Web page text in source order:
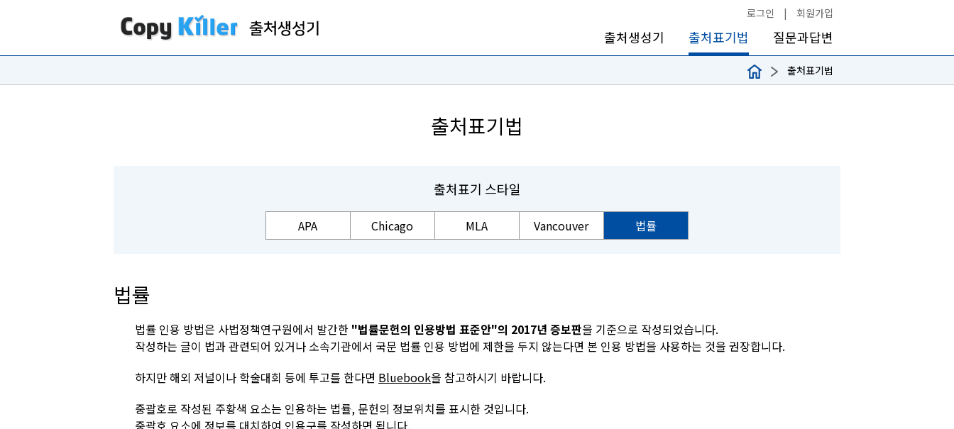
로그인 | 회원가입
출처생성기 출처표기법 질문과답변
출처표기법
출처표기법
출처표기 스타일
APA Chicago MLA Vancouver 법률
법률
법률 인용 방법은 사법정책연구원에서 발간한 "법률문헌의 인용방법 표준안"의 2017년 증보판을 기준으로 작성되었습니다.
작성하는 글이 법과 관련되어 있거나 소속기관에서 국문 법률 인용 방법에 제한을 두지 않는다면 본 인용 방법을 사용하는 것을 권장합니다.
하지만 해외 저널이나 학술대회 등에 투고를 한다면 Bluebook을 참고하시기 바랍니다.
중괄호로 작성된 주황색 요소는 인용하는 법률, 문헌의 정보위치를 표시한 것입니다.